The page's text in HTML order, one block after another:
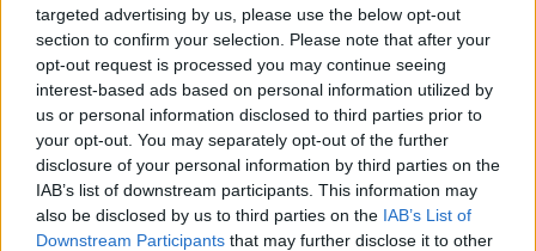
targeted advertising by us, please use the below opt-out
section to confirm your selection. Please note that after your
opt-out request is processed you may continue seeing
interest-based ads based on personal information utilized by
us or personal information disclosed to third parties prior to
your opt-out. You may separately opt-out of the further
disclosure of your personal information by third parties on the
IAB’s list of downstream participants. This information may
also be disclosed by us to third parties on the IAB’s List of
Downstream Participants that may further disclose it to other